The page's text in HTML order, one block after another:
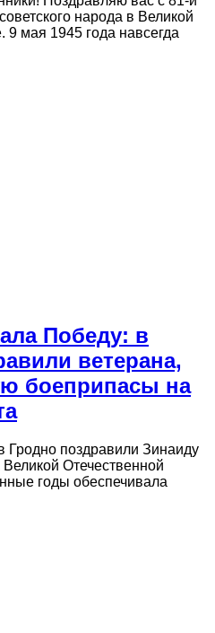
народа в Великой
9 мая 1945 года навсегда
Победу: в
ветерана,
боеприпасы на
Гродно поздравили Зинаиду
Отечественной
годы обеспечивала